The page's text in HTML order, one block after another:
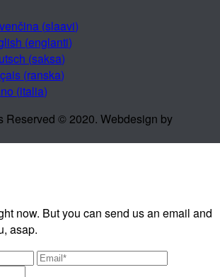
(slaavi)
(englanti)
(saksa)
(ranska)
(italia)
Reserved © 2020. Webdesign by
now. But you can send us an email and
asap.